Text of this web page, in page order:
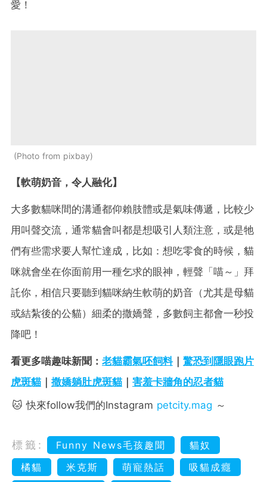
愛！
Photo from pixbay
【軟萌奶音，令人融化】
大多數貓咪間的溝通都仰賴肢體或是氣味傳遞，比較少
用叫聲交流，通常貓會叫都是想吸引人類注意，或是牠
們有些需求要人幫忙達成，比如：想吃零食的時候，貓
咪就會坐在你面前用一種乞求的眼神，輕聲「喵～」拜
託你，相信只要聽到貓咪納生軟萌的奶音（尤其是母貓
或結紮後的公貓）細柔的撒嬌聲，多數飼主都會一秒投
降吧！
看更多喵趣味新聞： 老貓霸氣呸飼料｜ 驚恐到隱眼跑片
虎斑貓 ｜ 撒嬌躺肚虎斑貓 ｜ 害羞卡牆角的忍者貓
🐱 快來follow我們的Instagram petcity.mag ～
標籤: Funny News毛孩趣聞
貓奴
橘貓
米克斯 萌寵熱話
吸貓成癮